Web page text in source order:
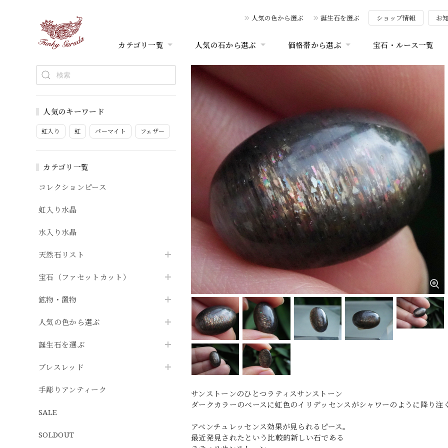
人気の色から選ぶ 誕生石を選ぶ ショップ情報 お
カテゴリ一覧 人気の石から選ぶ 価格帯から選ぶ 宝石・ルース一覧
人気のキーワード
虹入り 虹 パーマイト フェザー
カテゴリ一覧
コレクションピース
虹入り水晶
水入り水晶
天然石リスト
宝石（ファセットカット）
鉱物・置物
人気の色から選ぶ
誕生石を選ぶ
ブレスレッド
手彫りアンティーク
SALE
SOLDOUT
サンストーンのひとつラティスサンストーン
ダークカラーのベースに虹色のイリデッセンスがシャワーのように降り注
アベンチュレッセンス効果が見られるピース。
最近発見されたという比較的新しい石である